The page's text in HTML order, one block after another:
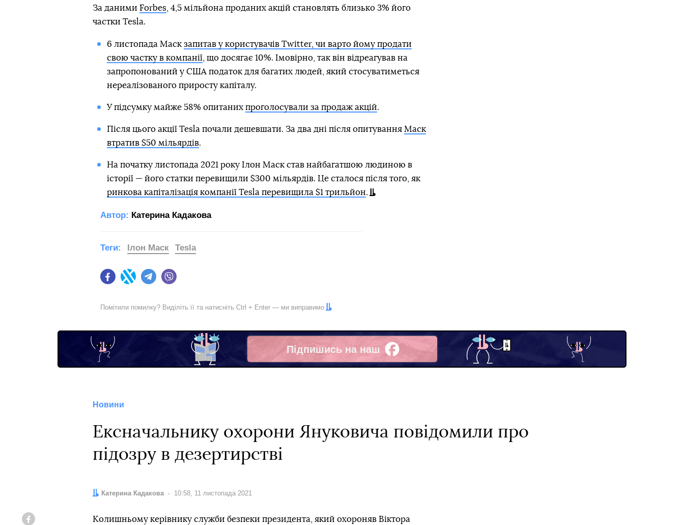
За даними Forbes , 4,5 мільйона проданих акцій становлять близько 3% його
частки Tesla.
6 листопада Маск запитав у користувачів Twitter, чи варто йому продати
свою частку в компанії , що досягає 10%. Імовірно, так він відреагував на
запропонований у США податок для багатих людей, який стосуватиметься
нереалізованого приросту капіталу.
У підсумку майже 58% опитаних проголосували за продаж акцій.
Після цього акції Tesla почали дешевшати. За два дні після опитування Маск
втратив $50 мільярдів.
На початку листопада 2021 року Ілон Маск став найбагатшою людиною в
історії — його статки перевищили $300 мільярдів. Це сталося після того, як
ринкова капіталізація компанії Tesla перевищила $1 трильйон.
Автор: Катерина Кадакова
FacebookTwitter Telegram
Теги: Ілон Маск Tesla
Помітили помилку? Виділіть її та натисніть Ctrl + Enter — ми виправимо
Підпишись на наш
Facebook
Новини
Ексначальнику охорони Януковича повідомили про
підозру в дезертирстві
Автор:
Катерина Кадакова Дата:
10:58, 11 листопада 2021
Колишньому керівнику служби безпеки президента, який охороняв Віктора